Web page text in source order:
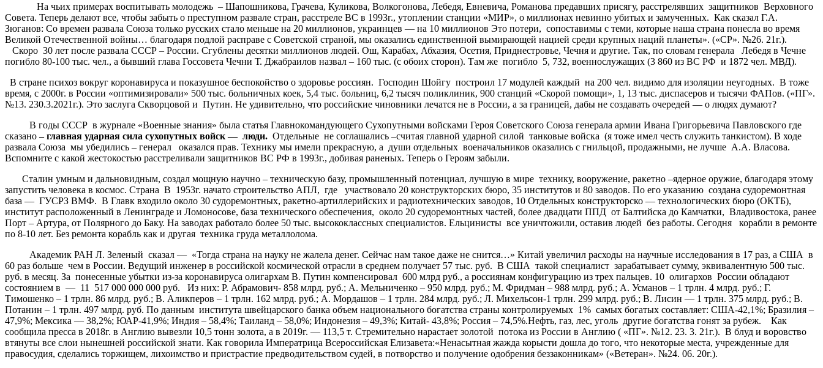
На чьих примерах воспитывать молодежь – Шапошникова, Грачева, Куликова, Волкогонова, Лебедя, Евневича, Романова предавших присягу, расстрелявших защитников Верховного
Совета. Теперь делают все, чтобы забыть о преступном развале стран, расстреле ВС в 1993г., утоплении станции «МИР», о миллионах невинно убитых и замученных. Как сказал Г.А.
Зюганов: Со времен развала Союза только русских стало меньше на 20 миллионов, украинцев — на 10 миллионов Это потери, сопоставимы с теми, которые наша страна понесла во время
Великой Отечественной войны… благодаря подлой расправе с Советской страной, мы оказались единственной вымирающей нацией среди крупных наций планеты». («СР». №26. 21г.).
Скоро 30 лет после развала СССР – России. Сгублены десятки миллионов людей. Ош, Карабах, Абхазия, Осетия, Приднестровье, Чечня и другие. Так, по словам генерала Лебедя в Чечне
погибло 80-100 тыс. чел., а бывший глава Госсовета Чечни Т. Джабраилов назвал – 160 тыс. (с обоих сторон). Там же погибло 5, 732, военнослужащих (3 860 из ВС РФ и 1872 чел. МВД).
В стране психоз вокруг коронавируса и показушное беспокойство о здоровье россиян. Господин Шойгу построил 17 модулей каждый на 200 чел. видимо для изоляции неугодных. В тоже
время, с 2000г. в России «оптимизировали» 500 тыс. больничных коек, 5,4 тыс. больниц, 6,2 тысяч поликлиник, 900 станций «Скорой помощи», 1, 13 тыс. диспасеров и тысячи ФАПов. («ПГ».
№13. 230.3.2021г.). Это заслуга Скворцовой и Путин. Не удивительно, что российские чиновники лечатся не в России, а за границей, дабы не создавать очередей — о людях думают?
В годы СССР в журнале «Военные знания» была статья Главнокомандующего Сухопутными войсками Героя Советского Союза генерала армии Ивана Григорьевича Павловского где
сказано – главная ударная сила сухопутных войск— люди. Отдельные не соглашались –считая главной ударной силой танковые войска (я тоже имел честь служить танкистом). В ходе
развала Союза мы убедились – генерал оказался прав. Технику мы имели прекрасную, а души отдельных военачальников оказались с гнильцой, продажными, не лучше А.А. Власова.
Вспомните с какой жестокостью расстреливали защитников ВС РФ в 1993г., добивая раненых. Теперь о Героям забыли.
Сталин умным и дальновидным, создал мощную научно – техническую базу, промышленный потенциал, лучшую в мире технику, вооружение, ракетно –ядерное оружие, благодаря этому
запустить человека в космос. Страна В 1953г. начато строительство АПЛ, где участвовало 20 конструкторских бюро, 35 институтов и 80 заводов. По его указанию создана судоремонтная
база — ГУСРЗ ВМФ. В Главк входило около 30 судоремонтных, ракетно-артиллерийских и радиотехнических заводов, 10 Отдельных конструкторско — технологических бюро (ОКТБ),
институт расположенный в Ленинграде и Ломоносове, база технического обеспечения, около 20 судоремонтных частей, более двадцати ППД от Балтийска до Камчатки, Владивостока, ранее
Порт – Артура, от Полярного до Баку. На заводах работало более 50 тыс. высококлассных специалистов. Ельцинисты все уничтожили, оставив людей без работы. Сегодня корабли в ремонте
по 8-10 лет. Без ремонта корабль как и другая техника груда металлолома.
Академик РАН Л. Зеленый сказал — «Тогда страна на науку не жалела денег. Сейчас нам такое даже не снится…» Китай увеличил расходы на научные исследования в 17 раз, а США в
60 раз больше чем в России. Ведущий инженер в российской космической отрасли в среднем получает 57 тыс. руб. В США такой специалист зарабатывает сумму, эквивалентную 500 тыс.
руб. в месяц. За понесенные убытки из-за коронавируса олигархам В. Путин компенсировал 600 млрд руб., а россиянам конфигурацию из трех пальцев. 10 олигархов России обладают
состоянием в — 11 517 000 000 000 руб. Из них: Р. Абрамович- 858 млрд. руб.; А. Мельниченко – 950 млрд. руб.; М. Фридман – 988 млрд. руб.; А. Усманов – 1 трлн. 4 млрд. руб.; Г.
Тимошенко – 1 трлн. 86 млрд. руб.; В. Аликперов – 1 трлн. 162 млрд. руб.; А. Мордашов – 1 трлн. 284 млрд. руб.; Л. Михельсон-1 трлн. 299 млрд. руб.; В. Лисин — 1 трлн. 375 млрд. руб.; В.
Потанин – 1 трлн. 497 млрд. руб. По данным института швейцарского банка объем национального богатства страны контролируемых 1% самых богатых составляет: США-42,1%; Бразилия –
47,9%; Мексика — 38,2%; ЮАР-41,9%; Индия – 58,4%; Таиланд – 58,0%; Индонезия – 49,3%; Китай- 43,8%; Россия – 74,5%.Нефть, газ, лес, уголь другие богатства гонят за рубеж. Как
сообщила пресса в 2018г. в Англию вывезли 10,5 тонн золота, а в 2019г. — 113,5 т. Стремительно нарастает золотой потока из России в Англию ( «ПГ». №12. 23. 3. 21г.). В блуд и воровство
втянуты все слои нынешней российской знати. Как говорила Императрица Всероссийская Елизавета:«Ненасытная жажда корысти дошла до того, что некоторые места, учрежденные для
правосудия, сделались торжищем, лихоимство и пристрастие предводительством судей, в потворство и получение одобрения беззаконникам» («Ветеран». №24. 06. 20г.).